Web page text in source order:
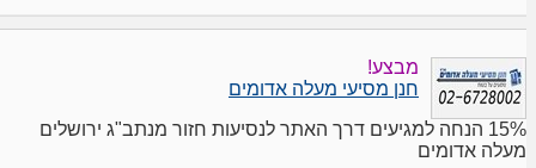
מבצע!
חנן מסיעי מעלה אדומים
15% הנחה למגיעים דרך האתר לנסיעות חזור מנתב"ג ירושלים
מעלה אדומים